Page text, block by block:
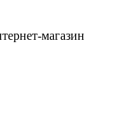
магазин